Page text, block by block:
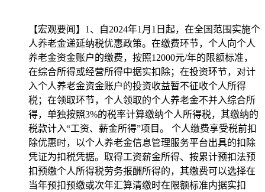
【宏观要闻】1、自2024年1月1日起，在全国范围实施个
人养老金递延纳税优惠政策。在缴费环节，个人向个人
养老金资金账户的缴费，按照12000元/年的限额标准，
在综合所得或经营所得中据实扣除；在投资环节，对计
入个人养老金资金账户的投资收益暂不征收个人所得
税；在领取环节，个人领取的个人养老金不并入综合所
得，单独按照3%的税率计算缴纳个人所得税，其缴纳的
税款计入“工资、薪金所得”项目。 个人缴费享受税前扣
除优惠时，以个人养老金信息管理服务平台出具的扣除
凭证为扣税凭据。取得工资薪金所得、按累计预扣法预
扣预缴个人所得税劳务报酬所得的，其缴费可以选择在
当年预扣预缴或次年汇算清缴时在限额标准内据实扣